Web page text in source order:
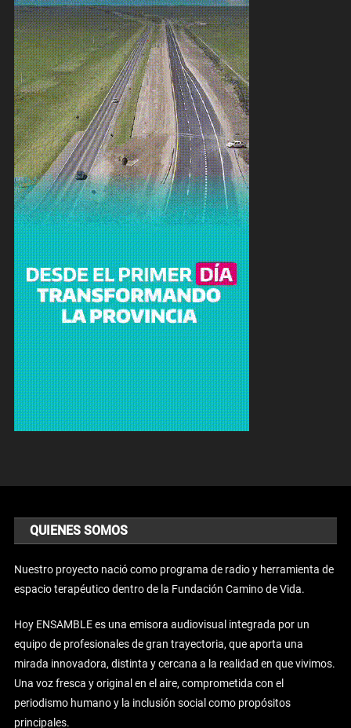
QUIENES SOMOS
Nuestro proyecto nació como programa de radio y herramienta de
espacio terapéutico dentro de la Fundación Camino de Vida.
Hoy ENSAMBLE es una emisora audiovisual integrada por un
equipo de profesionales de gran trayectoria, que aporta una
mirada innovadora, distinta y cercana a la realidad en que vivimos.
Una voz fresca y original en el aire, comprometida con el
periodismo humano y la inclusión social como propósitos
principales.